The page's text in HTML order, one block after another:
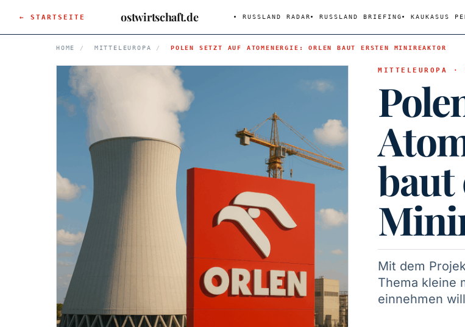
← STARTSEITE ostwirtschaft.de RUSSLAND RADAR RUSSLAND BRIEFING KAUKASUS
HOME / MITTELEUROPA / POLEN SETZT AUF ATOMENERGIE: ORLEN BAUT ERSTEN MINIREAKTOR
MITTELEUROPA
baut
Mit dem
Thema kleine
einnehmen will